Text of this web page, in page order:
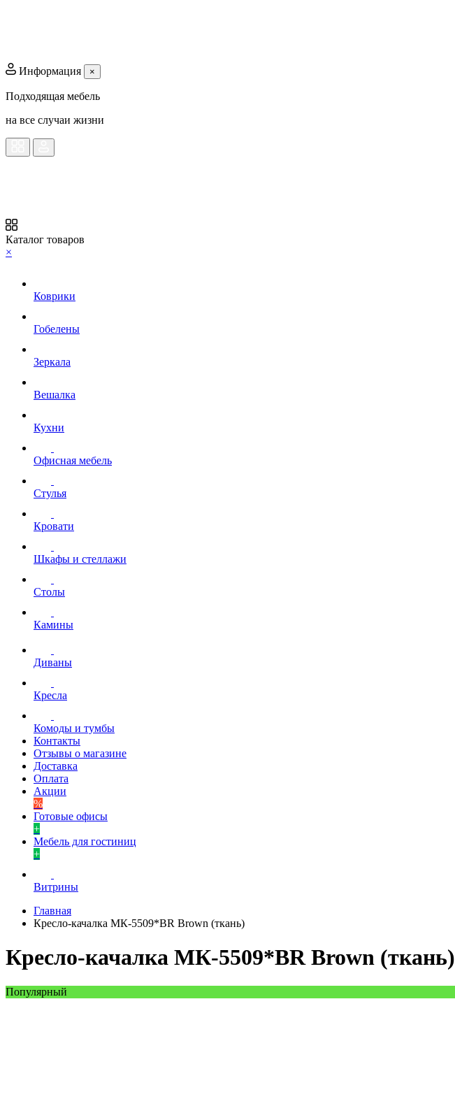
Информация ×
Подходящая мебель
на все случаи жизни
Каталог товаров
×
Коврики
Гобелены
Зеркала
Вешалка
Кухни
Офисная мебель
Стулья
Кровати
Шкафы и стеллажи
Столы
Камины
Диваны
Кресла
Комоды и тумбы
Контакты
Отзывы о магазине
Доставка
Оплата
Акции
%
Готовые офисы
+
Мебель для гостиниц
+
Витрины
Главная
Кресло-качалка МК-5509*BR Brown (ткань)
Кресло-качалка МК-5509*BR Brown (ткань)
Популярный